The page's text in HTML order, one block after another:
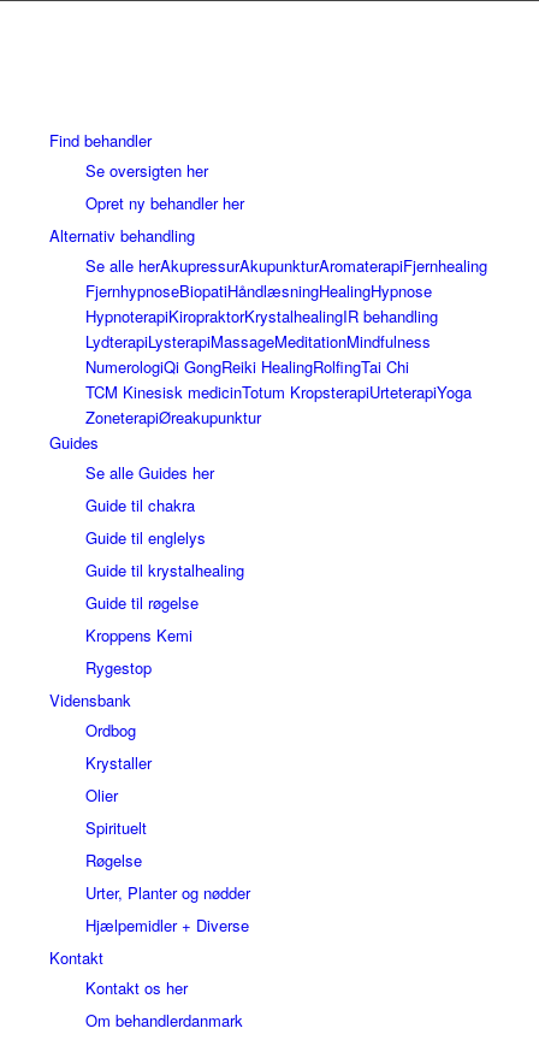
Find behandler
Se oversigten her
Opret ny behandler her
Alternativ behandling
Se alle herAkupressurAkupunkturAromaterapiFjernhealing
FjernhypnoseBiopatiHåndlæsningHealingHypnose
HypnoterapiKiropraktorKrystalhealingIR behandling
LydterapiLysterapiMassageMeditationMindfulness
NumerologiQi GongReiki HealingRolfingTai Chi
TCM Kinesisk medicinTotum KropsterapiUrteterapiYoga
ZoneterapiØreakupunktur
Guides
Se alle Guides her
Guide til chakra
Guide til englelys
Guide til krystalhealing
Guide til røgelse
Kroppens Kemi
Rygestop
Vidensbank
Ordbog
Krystaller
Olier
Spirituelt
Røgelse
Urter, Planter og nødder
Hjælpemidler + Diverse
Kontakt
Kontakt os her
Om behandlerdanmark